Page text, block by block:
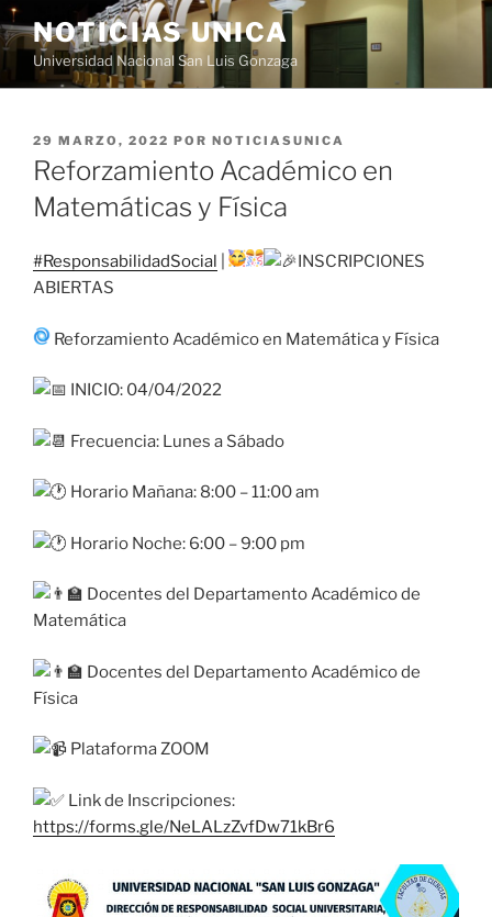
Saltar
al
contenido
NOTICIAS UNICA
Universidad Nacional San Luis Gonzaga
PUBLICADO
EL
29 MARZO, 2022 POR NOTICIASUNICA
Reforzamiento Académico en
Matemáticas y Física
#ResponsabilidadSocial
INSCRIPCIONES
ABIERTAS
Reforzamiento Académico en Matemática y Física
INICIO: 04/04/2022
Frecuencia: Lunes a Sábado
Horario Mañana: 8:00 – 11:00 am
Horario Noche: 6:00 – 9:00 pm
Docentes del Departamento Académico de
Matemática
Docentes del Departamento Académico de
Física
Plataforma ZOOM
Link de Inscripciones:
https://forms.gle/NeLALzZvfDw71kBr6